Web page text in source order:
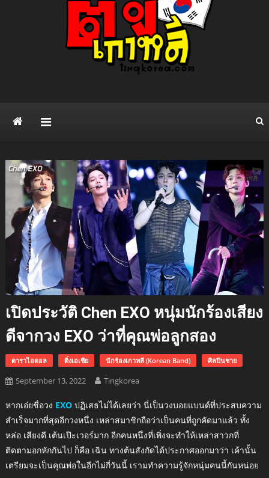
สไตล์เกาหลี เปิดวาร์ป เน็ตไอ
เปิดประวัติ Chen EXO หนุ่มนักร้องเสียง
ดีจากวง EXO ว่าที่คุณพ่อลูกสอง
ดาราไอดอล ติ่งเอเชีย นักร้องเกาหลี (Korean Band) ศิลปินชาย
September 13, 2022 Tingkorea
หากเอ่ยชื่อวง EXOปฏิเสธไม่ได้เลยว่า นี่เป็นวงบอยแบนด์ที่ประสบความ
สำเร็จมากที่สุดอีกวงหนึ่ง เหล่าสมาชิกถือว่าเป็นคนที่ถูกคัดมาแล้ว ทั้ง
หล่อ เสียงดี เต้นเป๊ะเวอร์มาก อีกคนหนึ่งที่เพิ่งจะทำให้เหล่าสาวกที่
ติดตามอกหักกันไป ก็คือ เฉิน ทางต้นสังกัดได้ประกาศออกมาว่า เค้านั้น
เตรียมจะเป็นคุณพ่อในอีกไม่กี่วันนี้ เรามทำความรู้จักหนุ่มคนนี้กันหน่อย